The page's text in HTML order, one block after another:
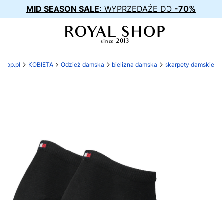
MID SEASON SALE: WYPRZEDAŻE DO -70%
KOBIETA Odzież damska bielizna damska skarpety damskie